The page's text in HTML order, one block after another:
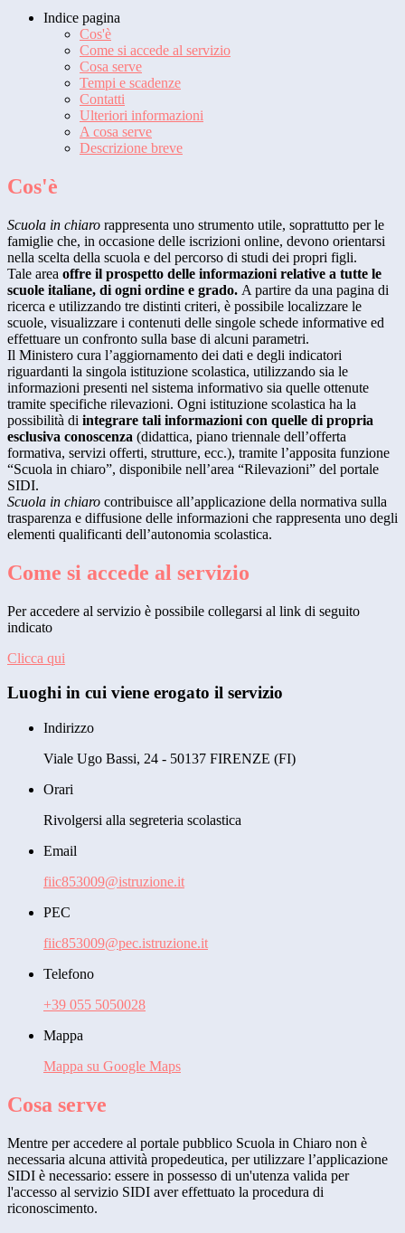
Indice pagina
Cos'è
Come si accede al servizio
Cosa serve
Tempi e scadenze
Contatti
Ulteriori informazioni
A cosa serve
Descrizione breve
Cos'è
Scuola in chiaro rappresenta uno strumento utile, soprattutto per le
famiglie che, in occasione delle iscrizioni online, devono orientarsi
nella scelta della scuola e del percorso di studi dei propri figli.
Tale area offre il prospetto delle informazioni relative a tutte le
scuole italiane, di ogni ordine e grado. A partire da una pagina di
ricerca e utilizzando tre distinti criteri, è possibile localizzare le
scuole, visualizzare i contenuti delle singole schede informative ed
effettuare un confronto sulla base di alcuni parametri.
Il Ministero cura l’aggiornamento dei dati e degli indicatori
riguardanti la singola istituzione scolastica, utilizzando sia le
informazioni presenti nel sistema informativo sia quelle ottenute
tramite specifiche rilevazioni. Ogni istituzione scolastica ha la
possibilità di integrare tali informazioni con quelle di propria
esclusiva conoscenza (didattica, piano triennale dell’offerta
formativa, servizi offerti, strutture, ecc.), tramite l’apposita funzione
“Scuola in chiaro”, disponibile nell’area “Rilevazioni” del portale
SIDI.
Scuola in chiaro contribuisce all’applicazione della normativa sulla
trasparenza e diffusione delle informazioni che rappresenta uno degli
elementi qualificanti dell’autonomia scolastica.
Come si accede al servizio
Per accedere al servizio è possibile collegarsi al link di seguito
indicato
Clicca qui
Luoghi in cui viene erogato il servizio
Indirizzo
Viale Ugo Bassi, 24 - 50137 FIRENZE (FI)
Orari
Rivolgersi alla segreteria scolastica
Email
fiic853009@istruzione.it
PEC
fiic853009@pec.istruzione.it
Telefono
+39 055 5050028
Mappa
Mappa su Google Maps
Cosa serve
Mentre per accedere al portale pubblico Scuola in Chiaro non è
necessaria alcuna attività propedeutica, per utilizzare l’applicazione
SIDI è necessario: essere in possesso di un'utenza valida per
l'accesso al servizio SIDI aver effettuato la procedura di
riconoscimento.